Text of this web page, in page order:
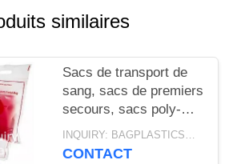
similaires
Sacs de transport de
sang, sacs de premiers
secours, sacs poly-
imprimés pré-imprimés
pour éliminer les
INQUIRY: BAGPLASTICS@GMAIL.COM MOQ:WHATSAPP : 008613780964661
CONTACT